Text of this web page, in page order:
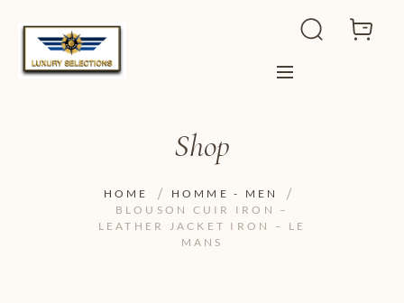
Shop
HOME
HOMME - MEN
BLOUSON CUIR IRON –
LEATHER JACKET IRON – LE
MANS